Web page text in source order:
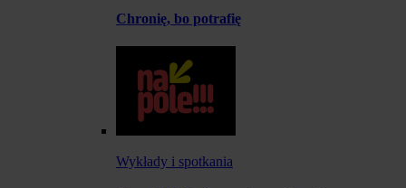
Chronię, bo potrafię
Wykłady i spotkania